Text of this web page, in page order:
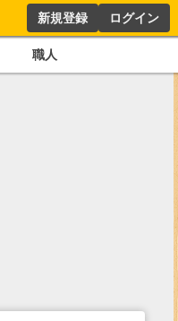
新規登録 ログイン
職人